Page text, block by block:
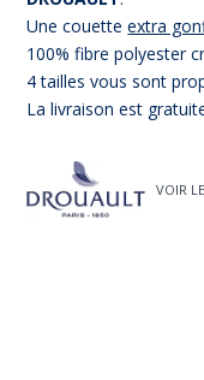
Une couetteextra
100% fibre polyester
4 tailles vous sont
La livraison est
VOIR